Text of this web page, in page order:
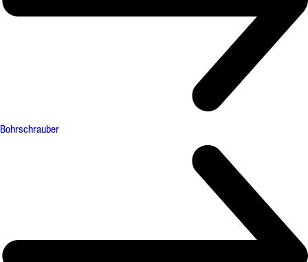
Bohrschrauber